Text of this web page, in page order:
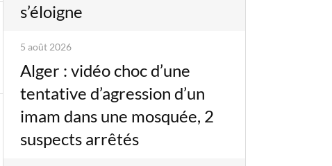
s’éloigne
5 août 2026
Alger : vidéo choc d’une
tentative d’agression d’un
imam dans une mosquée, 2
suspects arrêtés